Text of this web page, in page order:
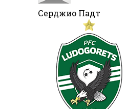
Серджио Падт